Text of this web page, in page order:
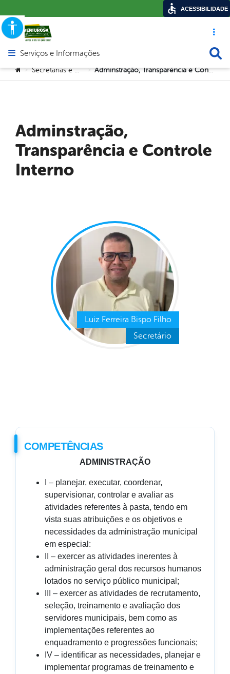
Acesso
Abrir menu principal de navegação
Serviços e Informações
Você está aqui:
> Secretarias e Orgãos > Adminstração, Transparência e Controle Interno
Adminstração,
Transparência e Controle
Interno
Luiz Ferreira Bispo Filho
Secretário
COMPETÊNCIAS
ADMINISTRAÇÃO
I – planejar, executar, coordenar,
supervisionar, controlar e avaliar as
atividades referentes à pasta, tendo em
vista suas atribuições e os objetivos e
necessidades da administração municipal
em especial:
II – exercer as atividades inerentes à
administração geral dos recursos humanos
lotados no serviço público municipal;
III – exercer as atividades de recrutamento,
seleção, treinamento e avaliação dos
servidores municipais, bem como as
implementações referentes ao
enquadramento e progressões funcionais;
IV – identificar as necessidades, planejar e
implementar programas de treinamento e
ACESSIBILIDADE